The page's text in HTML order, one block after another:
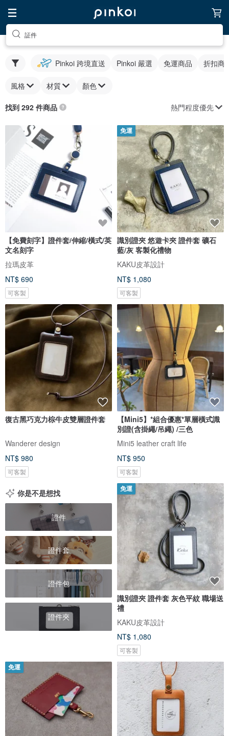
証件
Pinkoi 跨境直送 Pinkoi 嚴選 免運商品 折扣商
風格 材質 顏色
找到 292 件商品 熱門程度優先
【免費刻字】證件套/伸縮/橫式/英
文名刻字
拉瑪皮革
NT$ 690
可客製
免運
識別證夾 悠遊卡夾 證件套 礦石
藍/灰 客製化禮物
KAKU皮革設計
NT$ 1,080
可客製
復古黑巧克力棕牛皮雙層證件套
Wanderer design
NT$ 980
可客製
【Mini5】*組合優惠*單層橫式識
別證(含掛繩/吊繩) /三色
Mini5 leather craft life
NT$ 950
可客製
你是不是想找
證件
證件套
證件包
證件夾
免運
識別證夾 證件套 灰色平紋 職場送
禮
KAKU皮革設計
NT$ 1,080
可客製
免運